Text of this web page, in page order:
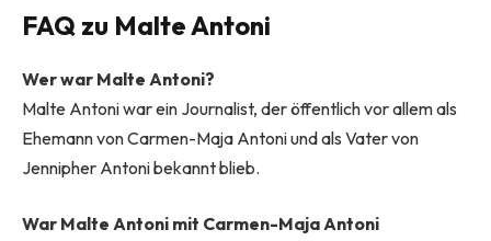
FAQ zu Malte Antoni
Wer war Malte Antoni?
Malte Antoni war ein Journalist, der öffentlich vor allem als
Ehemann von Carmen-Maja Antoni und als Vater von
Jennipher Antoni bekannt blieb.
War Malte Antoni mit Carmen-Maja Antoni